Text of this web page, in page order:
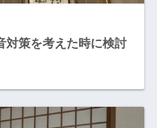
対策を考えた時に検討